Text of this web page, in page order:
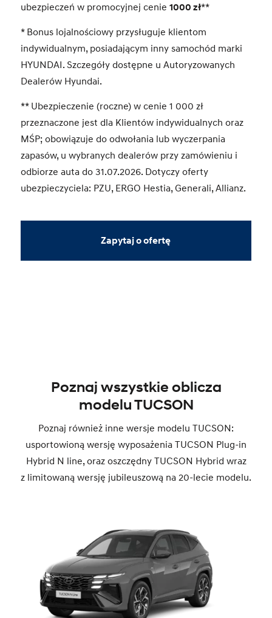
ubezpieczeń w promocyjnej cenie1000 zł**
* Bonus lojalnościowy przysługuje klientom
indywidualnym, posiadającym inny samochód marki
HYUNDAI. Szczegóły dostępne u Autoryzowanych
Dealerów Hyundai.
** Ubezpieczenie (roczne) w cenie 1 000 zł
przeznaczone jest dla Klientów indywidualnych oraz
MŚP; obowiązuje do odwołania lub wyczerpania
zapasów, u wybranych dealerów przy zamówieniu i
odbiorze auta do 31.07.2026. Dotyczy oferty
ubezpieczyciela: PZU, ERGO Hestia, Generali, Allianz.
Zapytaj o ofertę
Poznaj wszystkie oblicza
modelu TUCSON
Poznaj również inne wersje modelu TUCSON:
usportowioną wersję wyposażenia TUCSON Plug-in
Hybrid N line, oraz oszczędny TUCSON Hybrid wraz
z limitowaną wersję jubileuszową na 20-lecie modelu.